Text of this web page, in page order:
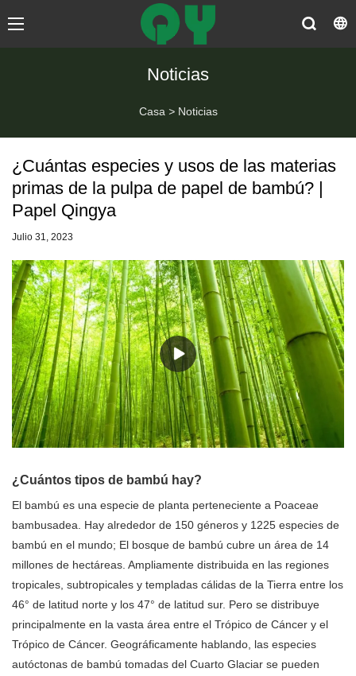
Noticias
Casa > Noticias
¿Cuántas especies y usos de las materias
primas de la pulpa de papel de bambú? |
Papel Qingya
Julio 31, 2023
¿Cuántos tipos de bambú hay?
El bambú es una especie de planta perteneciente a Poaceae
bambusadea. Hay alrededor de 150 géneros y 1225 especies de
bambú en el mundo; El bosque de bambú cubre un área de 14
millones de hectáreas. Ampliamente distribuida en las regiones
tropicales, subtropicales y templadas cálidas de la Tierra entre los
46° de latitud norte y los 47° de latitud sur. Pero se distribuye
principalmente en la vasta área entre el Trópico de Cáncer y el
Trópico de Cáncer. Geográficamente hablando, las especies
autóctonas de bambú tomadas del Cuarto Glaciar se pueden